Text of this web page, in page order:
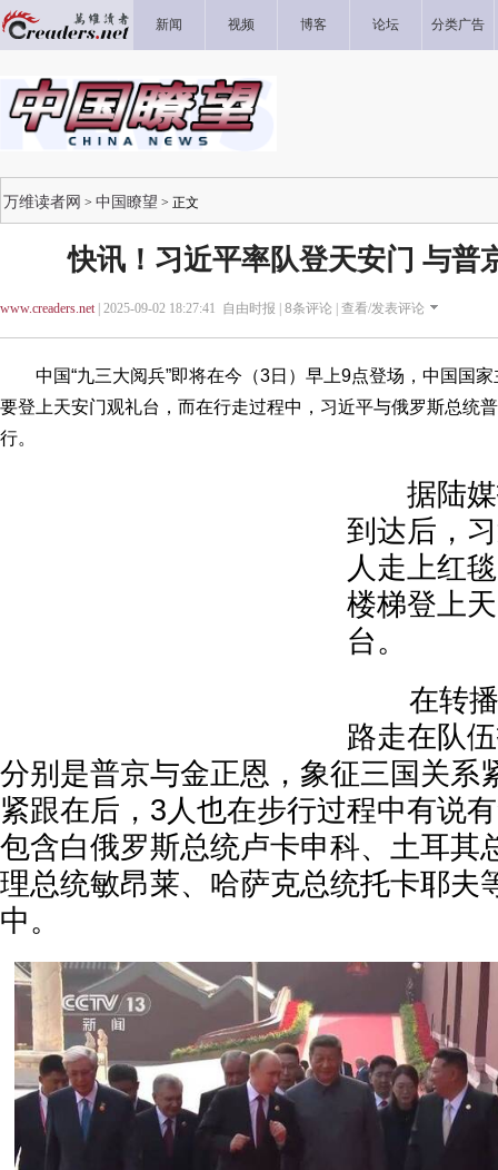
新闻 视频 博客 论坛 分类广告
万维读者网 > 中国瞭望 > 正文
快讯！习近平率队登天安门 与普
www.creaders.net| 2025-09-02 18:27:41 自由时报 | 8条评论 | 查看/发表评论
中国“九三大阅兵”即将在今（3日）早上9点登场，中国国家
要登上天安门观礼台，而在行走过程中，习近平与俄罗斯总统
行。
据陆媒
到达后，
人走上红
楼梯登上
台。
在转播
路走在队
分别是普京与金正恩，象征三国关系
紧跟在后，3人也在步行过程中有说
包含白俄罗斯总统卢卡申科、土耳其
理总统敏昂莱、哈萨克总统托卡耶夫
中。